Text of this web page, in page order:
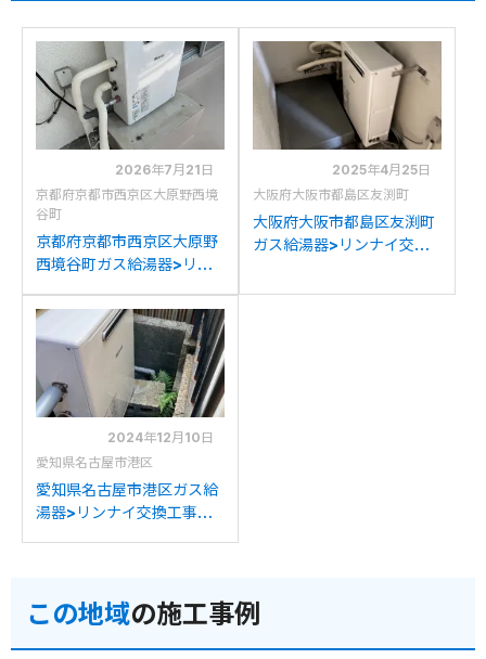
2026年7月21日
京都府京都市西京区大原野西境
谷町
京都府京都市西京区大原野
西境谷町ガス給湯器>リン
ーリツGQ-2416RXからリ
ンナイRUX-A2403G(A)へ
の交換
2025年4月25日
大阪府大阪市都島区友渕町
大阪府大阪市都島区友渕町
ガス給湯器>リンナイ交換
GQ-2437RXからリンナイ
2024年12月10日
愛知県名古屋市港区
愛知県名古屋市港区ガス給
湯器>リンナイ交換工事施
この地域の施工事例